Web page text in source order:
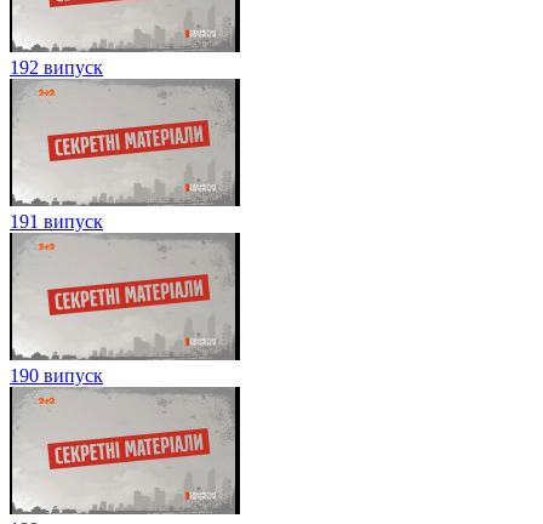
192 випуск
191 випуск
190 випуск